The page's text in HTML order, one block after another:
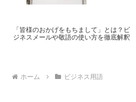
「皆様のおかげをもちまして」とは？ビ
ジネスメールや敬語の使い方を徹底解釈
ホーム ビジネス用語